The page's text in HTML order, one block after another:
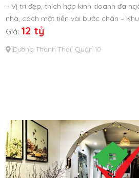
– Vị trí đẹp, thích hợp kinh doanh đa
nhà, cách mặt tiền vài bước chân –
Giá: 12 tỷ
Đường Thành Thái, Quận 10